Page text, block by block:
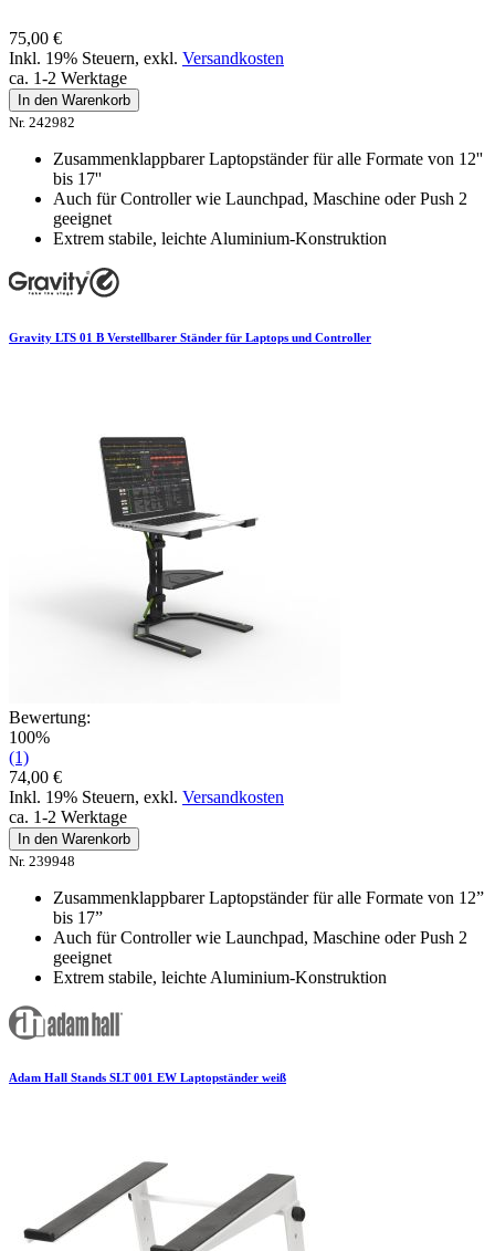
75,00 €
Inkl. 19% Steuern, exkl. Versandkosten
ca. 1-2 Werktage
In den Warenkorb
Nr. 242982
Zusammenklappbarer Laptopständer für alle Formate von 12''
bis 17''
Auch für Controller wie Launchpad, Maschine oder Push 2
geeignet
Extrem stabile, leichte Aluminium-Konstruktion
Gravity LTS 01 B Verstellbarer Ständer für Laptops und Controller
Bewertung:
100%
(1)
74,00 €
Inkl. 19% Steuern, exkl. Versandkosten
ca. 1-2 Werktage
In den Warenkorb
Nr. 239948
Zusammenklappbarer Laptopständer für alle Formate von 12”
bis 17”
Auch für Controller wie Launchpad, Maschine oder Push 2
geeignet
Extrem stabile, leichte Aluminium-Konstruktion
Adam Hall Stands SLT 001 EW Laptopständer weiß